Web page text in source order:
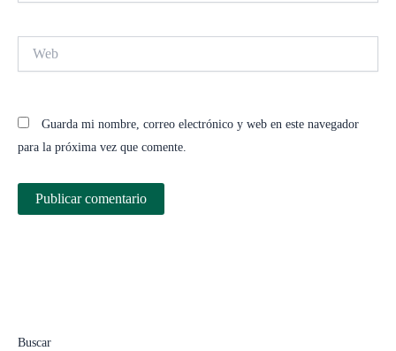
Guarda mi nombre, correo electrónico y web en este navegador
para la próxima vez que comente.
Buscar